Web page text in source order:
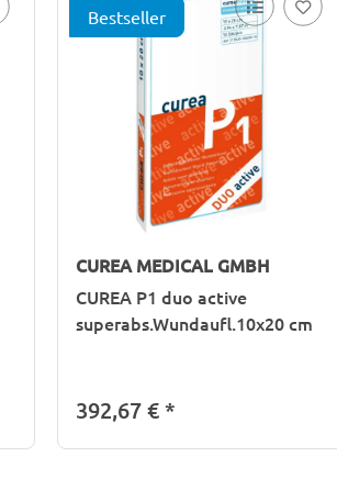
Bestseller
CUREA MEDICAL GMBH
CUREA P1 duo active
superabs.Wundaufl.10x20 cm
392,67 €*